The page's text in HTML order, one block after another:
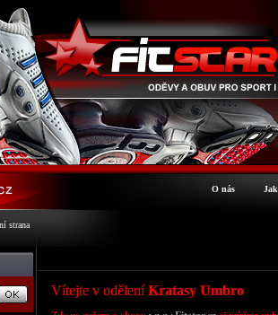
O nás
strana
Vítejte v oděleníKratasy Umbro